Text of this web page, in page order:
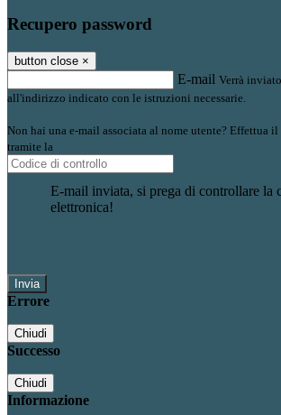
Recupero password
button close ×
E-mail Verrà
all'indirizzo indicato con le istruzioni necessarie.
Non hai una e-mail associata al nome utente? Effettua il
tramite la
E-mail inviata, si prega di controllare la
elettronica!
Errore
Chiudi
Successo
Chiudi
Informazione